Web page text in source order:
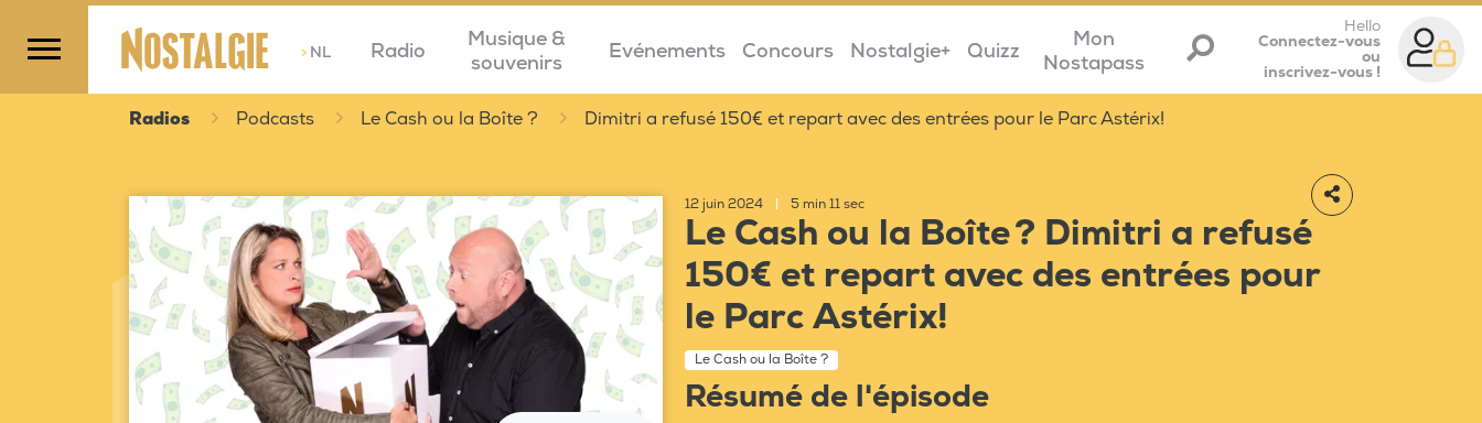
>NL Radio
Musique &
souvenirs
Evénements Concours Nostalgie+ Quizz
Mon
Nostapass
Hello
Connectez-vous
ou
inscrivez-vous !
Radios Podcasts Le Cash ou la Boîte ? Dimitri a refusé 150€ et repart avec des entrées pour le Parc Astérix!
12 juin 2024 5 min 11 sec
Le Cash ou la Boîte ? Dimitri a refusé
150€ et repart avec des entrées pour
le Parc Astérix!
Le Cash ou la Boîte ?
Résumé de l'épisode